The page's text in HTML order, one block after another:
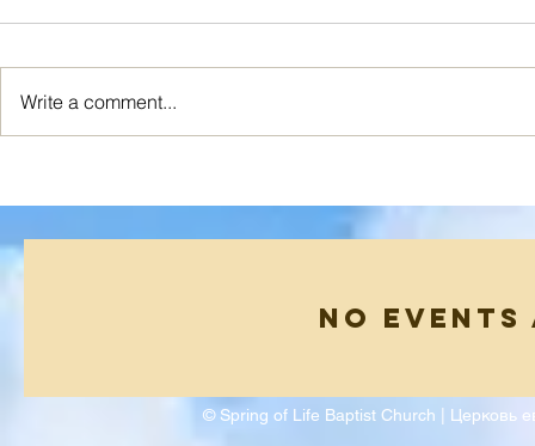
Write a comment...
No events
© Spring of Life Baptist Church | Церковь